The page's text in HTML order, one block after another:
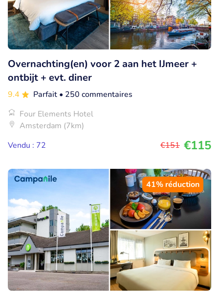
Overnachting(en) voor 2 aan het IJmeer +
ontbijt + evt. diner
9.4 Parfait • 250 commentaires
Four Elements Hotel
Amsterdam (7km)
Vendu : 72
€151 €115
41% réduction